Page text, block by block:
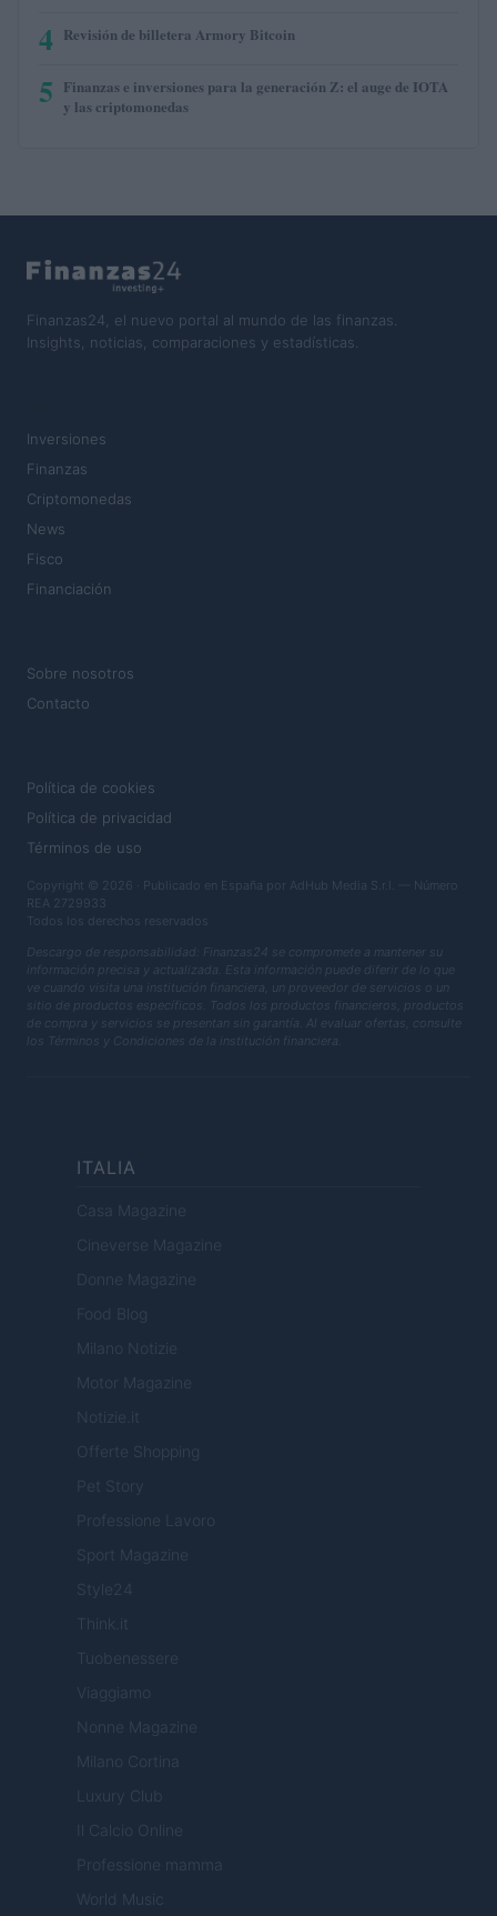
4 Revisión de billetera Armory Bitcoin
5 Finanzas e inversiones para la generación Z: el auge de IOTA
y las criptomonedas
Finanzas24, el nuevo portal al mundo de las finanzas.
Insights, noticias, comparaciones y estadísticas.
Inversiones
Finanzas
Criptomonedas
News
Fisco
Financiación
Sobre nosotros
Contacto
Política de cookies
Política de privacidad
Términos de uso
Copyright © 2026 · Publicado en España por AdHub Media S.r.l. — Número
REA 2729933
Todos los derechos reservados
Descargo de responsabilidad: Finanzas24 se compromete a mantener su
información precisa y actualizada. Esta información puede diferir de lo que
ve cuando visita una institución financiera, un proveedor de servicios o un
sitio de productos específicos. Todos los productos financieros, productos
de compra y servicios se presentan sin garantía. Al evaluar ofertas, consulte
los Términos y Condiciones de la institución financiera.
ITALIA
Casa Magazine
Cineverse Magazine
Donne Magazine
Food Blog
Milano Notizie
Motor Magazine
Notizie.it
Offerte Shopping
Pet Story
Professione Lavoro
Sport Magazine
Style24
Think.it
Tuobenessere
Viaggiamo
Nonne Magazine
Milano Cortina
Luxury Club
Il Calcio Online
Professione mamma
World Music